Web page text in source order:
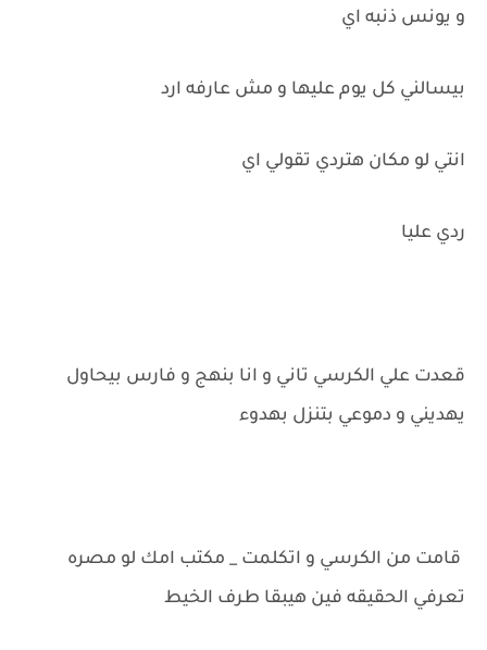
و يونس ذنبه اي
بيسالني كل يوم عليها و مش عارفه ارد
انتي لو مكان هتردي تقولي اي
ردي عليا
قعدت علي الكرسي تاني و انا بنهج و فارس بيحاول
يهديني و دموعي بتنزل بهدوء
قامت من الكرسي و اتكلمت _ مكتب امك لو مصره
تعرفي الحقيقه فين هيبقا طرف الخيط